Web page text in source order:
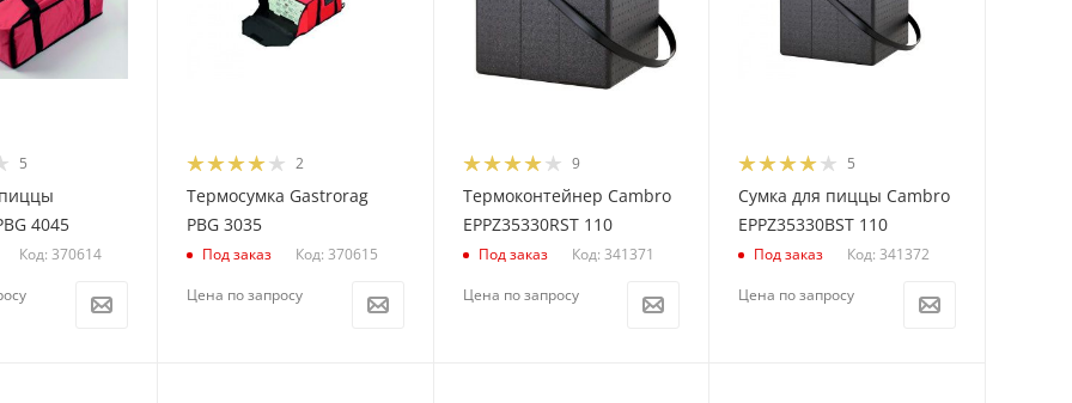
5
4045
Код: 370614
2
Термосумка Gastrorag
PBG 3035
Под заказ Код: 370615
Цена по запросу
9
Термоконтейнер Cambro
EPPZ35330RST 110
Под заказ Код: 341371
Цена по запросу
5
Сумка для пиццы Cambro
EPPZ35330BST 110
Под заказ Код: 341372
Цена по запросу